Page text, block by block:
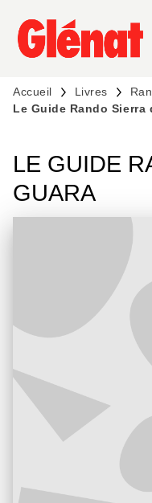
MENU
PIED DE PAGE
Accueil Livres
Le Guide Rando Sierra
LE GUIDE
GUARA